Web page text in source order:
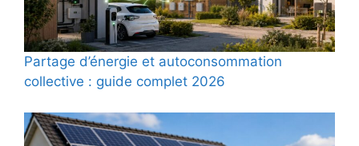
Partage d’énergie et autoconsommation
collective : guide complet 2026